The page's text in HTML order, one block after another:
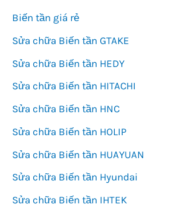
Biến tần giá rẻ
Sửa chữa Biến tần GTAKE
Sửa chữa Biến tần HEDY
Sửa chữa Biến tần HITACHI
Sửa chữa Biến tần HNC
Sửa chữa Biến tần HOLIP
Sửa chữa Biến tần HUAYUAN
Sửa chữa Biến tần Hyundai
Sửa chữa Biến tần IHTEK